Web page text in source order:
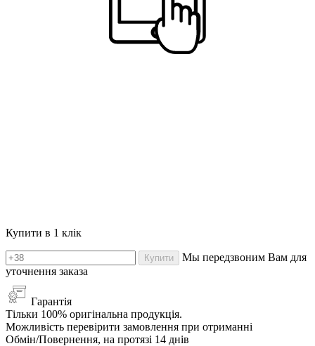
Купити в 1 клік
Купити
Мы передзвоним Вам для
уточнення заказа
Гарантія
Тільки 100% оригінальна продукція.
Можливість перевірити замовлення при отриманні
Обмін/Повернення, на протязі 14 днів